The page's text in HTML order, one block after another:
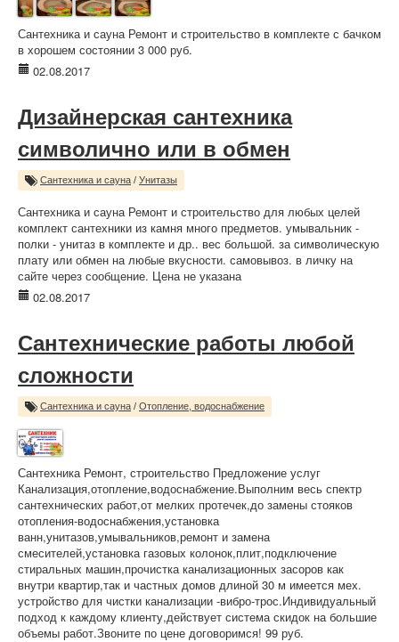
Сантехника и сауна Ремонт и строительство в комплекте с бачком
в хорошем состоянии 3 000 руб.
02.08.2017
Дизайнерская сантехника
символично или в обмен
Сантехника и сауна / Унитазы
Сантехника и сауна Ремонт и строительство для любых целей
комплект сантехники из камня много предметов. умывальник -
полки - унитаз в комплекте и др.. вес большой. за символическую
плату или обмен на любые вкусности. самовывоз. в личку на
сайте через сообщение. Цена не указана
02.08.2017
Сантехнические работы любой
сложности
Сантехника и сауна / Отопление, водоснабжение
Сантехника Ремонт, строительство Предложение услуг
Канализация,отопление,водоснабжение.Выполним весь спектр
сантехнических работ,от мелких протечек,до замены стояков
отопления-водоснабжения,установка
ванн,унитазов,умывальников,ремонт и замена
смесителей,установка газовых колонок,плит,подключение
стиральных машин,прочистка канализационных засоров как
внутри квартир,так и частных домов длиной 30 м имеется мех.
устройство для чистки канализации -вибро-трос.Индивидуальный
подход к каждому клиенту,действует система скидок на большие
объемы работ.Звоните по цене договоримся! 99 руб.